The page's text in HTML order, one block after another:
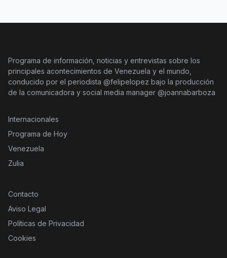
Programa de información, noticias y entrevistas sobre los
principales acontecimientos de Venezuela y el mundo,
conducido por el periodista @felipelopez bajo la producción
de la comunicadora y social media manager @joannabarboza
Internacionales
Programa de Hoy
Venezuela
Zulia
Contacto
Aviso Legal
Políticas de Privacidad
Cookies